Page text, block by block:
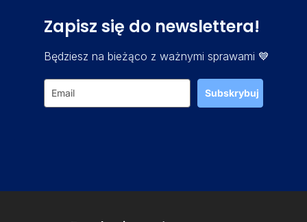
Zapisz się do newslettera!
Będziesz na bieżąco z ważnymi sprawami 💙
Subskrybuj